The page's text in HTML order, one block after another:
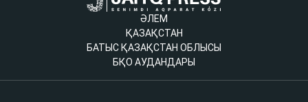
ӘЛЕМ
ҚАЗАҚСТАН
БАТЫС ҚАЗАҚСТАН ОБЛЫСЫ
БҚО АУДАНДАРЫ